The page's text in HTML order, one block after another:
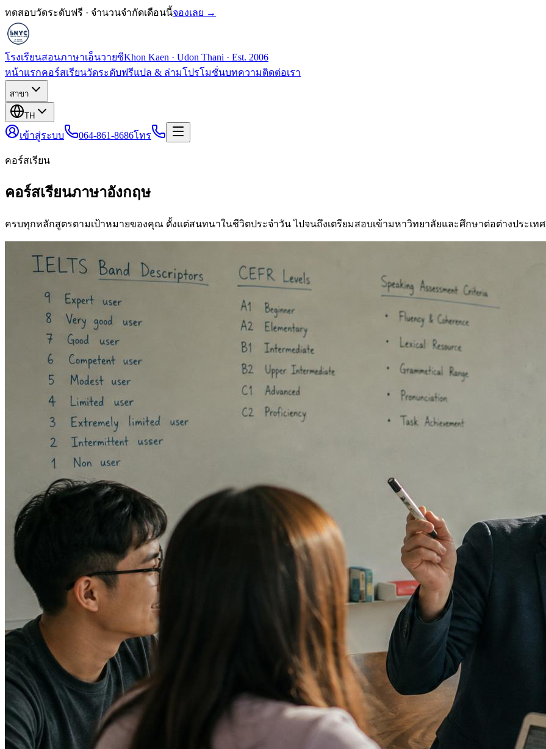
ทดสอบวัดระดับฟรี · จำนวนจำกัดเดือนนี้จองเลย →
โรงเรียนสอนภาษาเอ็นวายซีKhon Kaen · Udon Thani · Est. 2006
หน้าแรกคอร์สเรียนวัดระดับฟรีแปล & ล่ามโปรโมชั่นบทความติดต่อเรา
สาขา
TH
เข้าสู่ระบบ 064-861-8686โทร
คอร์สเรียน
คอร์สเรียนภาษาอังกฤษ
ครบทุกหลักสูตรตามเป้าหมายของคุณ ตั้งแต่สนทนาในชีวิตประจำวัน ไปจนถึงเตรียมสอบเข้ามหาวิทยาลัยและศึกษาต่อต่างประเทศ